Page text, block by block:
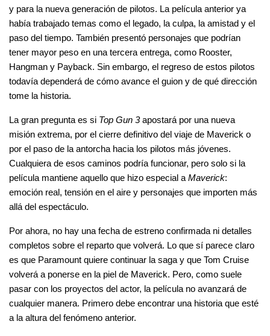
y para la nueva generación de pilotos. La película anterior ya
había trabajado temas como el legado, la culpa, la amistad y el
paso del tiempo. También presentó personajes que podrían
tener mayor peso en una tercera entrega, como Rooster,
Hangman y Payback. Sin embargo, el regreso de estos pilotos
todavía dependerá de cómo avance el guion y de qué dirección
tome la historia.
La gran pregunta es si Top Gun 3 apostará por una nueva
misión extrema, por el cierre definitivo del viaje de Maverick o
por el paso de la antorcha hacia los pilotos más jóvenes.
Cualquiera de esos caminos podría funcionar, pero solo si la
película mantiene aquello que hizo especial a Maverick:
emoción real, tensión en el aire y personajes que importen más
allá del espectáculo.
Por ahora, no hay una fecha de estreno confirmada ni detalles
completos sobre el reparto que volverá. Lo que sí parece claro
es que Paramount quiere continuar la saga y que Tom Cruise
volverá a ponerse en la piel de Maverick. Pero, como suele
pasar con los proyectos del actor, la película no avanzará de
cualquier manera. Primero debe encontrar una historia que esté
a la altura del fenómeno anterior.